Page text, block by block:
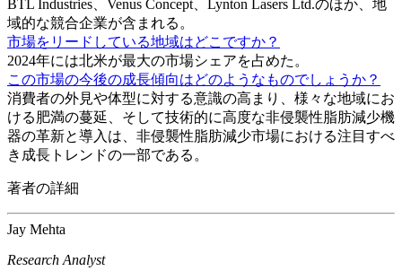
BTL Industries、Venus Concept、Lynton Lasers Ltd.のほか、地
域的な競合企業が含まれる。
市場をリードしている地域はどこですか？
2024年には北米が最大の市場シェアを占めた。
この市場の今後の成長傾向はどのようなものでしょうか？
消費者の外見や体型に対する意識の高まり、様々な地域にお
ける肥満の蔓延、そして技術的に高度な非侵襲性脂肪減少機
器の革新と導入は、非侵襲性脂肪減少市場における注目すべ
き成長トレンドの一部である。
著者の詳細
Jay Mehta
Research Analyst